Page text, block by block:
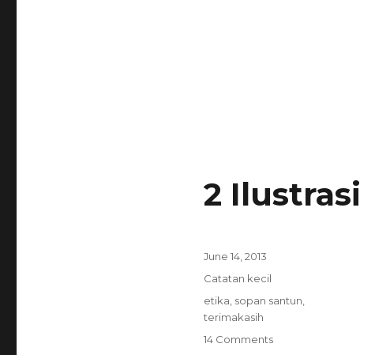
2 Ilustrasi
Posted
June 14, 2013
Categories
Catatan kecil
Tags
etika sopan santun
terimakasih
14 Commentson